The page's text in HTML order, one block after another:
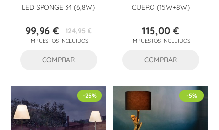
LED SPONGE 34 (6,8W)
Precio
99,96 €Precio
base
124,95 €
IMPUESTOS INCLUIDOS
COMPRAR
CUERO (15W+8W)
Precio
115,00 €
IMPUESTOS INCLUIDOS
COMPRAR
-25% -5%